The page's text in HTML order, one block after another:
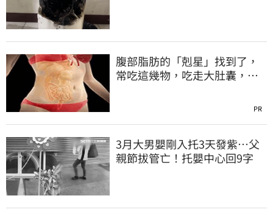
腹部脂肪的「剋星」找到了，
常吃這幾物，吃走大肚囊，瘦
PR
3月大男嬰剛入托3天發紫…父
親節拔管亡！托嬰中心回9字